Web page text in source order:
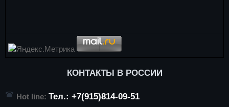
КОНТАКТЫ В РОССИИ
Hot line: Тел.: +7(915)814-09-51